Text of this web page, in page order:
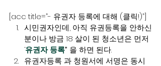
[acc title=”- 유권자 등록에 대해 (클릭!)”]
시민권자인데, 아직 유권등록을 안하신
분이나 방금 18 살이 된 청소년은 먼저
‘유권자 등록” 을 하면 된다.
유권자등록 과 청원서에 서명은 동시